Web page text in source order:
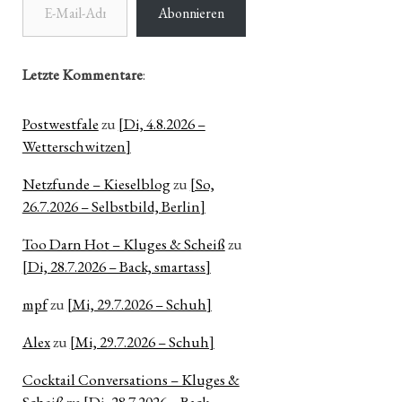
Abonnieren
Letzte Kommentare:
Postwestfalezu [Di, 4.8.2026 –
Wetterschwitzen]
Netzfunde – Kieselblogzu [So,
26.7.2026 – Selbstbild, Berlin]
Too Darn Hot – Kluges & Scheißzu
[Di, 28.7.2026 – Back, smartass]
mpfzu [Mi, 29.7.2026 – Schuh]
Alexzu [Mi, 29.7.2026 – Schuh]
Cocktail Conversations – Kluges &